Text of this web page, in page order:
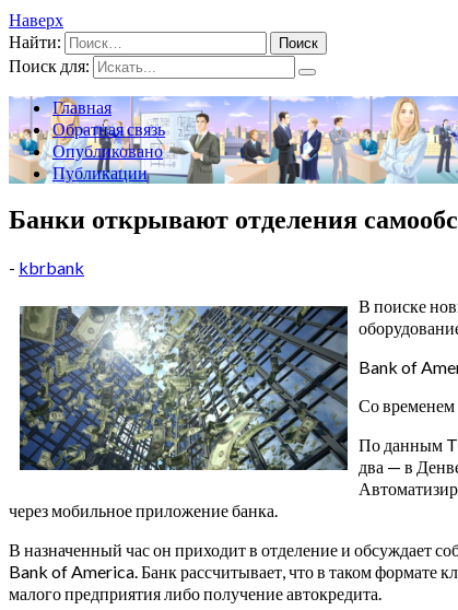
Наверх
Найти:
Поиск для:
Главная
Обратная связь
Опубликовано
Публикации
Банки открывают отделения
- kbrbank
В поиске
Bank of
Со временем
По данным
два — в
через мобильное приложение банка.
В назначенный час он приходит в отделение и обсуждает
Bank of America. Банк рассчитывает, что в таком формате
малого предприятия либо получение автокредита.